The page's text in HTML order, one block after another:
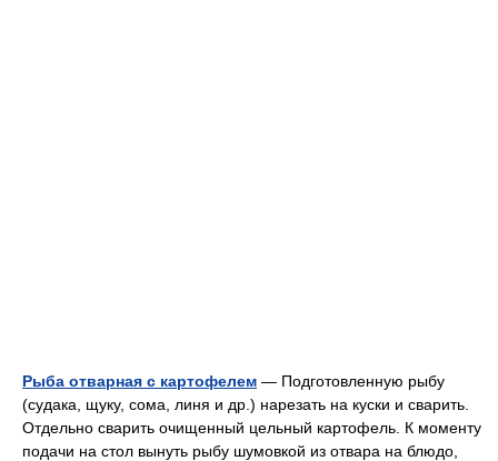
Рыба отварная с картофелем — Подготовленную рыбу
(судака, щуку, сома, линя и др.) нарезать на куски и сварить.
Отдельно сварить очищенный цельный картофель. К моменту
подачи на стол вынуть рыбу шумовкой из отвара на блюдо,